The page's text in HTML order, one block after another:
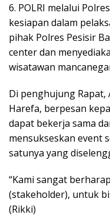
6. POLRI melalui
kesiapan dalam
pihak Polres Pesisir
center dan
wisatawan
Di penghujung Rapat,
Harefa, berpesan
dapat bekerja sama
mensukseskan event
satunya yang
“Kami sangat
(stakeholder), untuk
(Rikki)